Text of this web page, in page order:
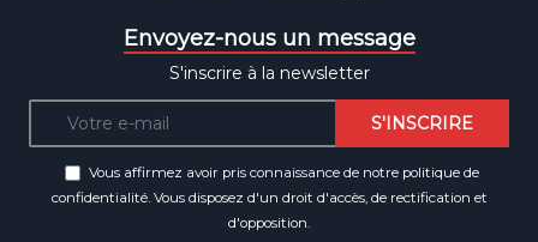
Envoyez-nous un message
S'inscrire à la newsletter
Vous affirmez avoir pris connaissance de notre politique de
confidentialité. Vous disposez d'un droit d'accès, de rectification et
d'opposition.